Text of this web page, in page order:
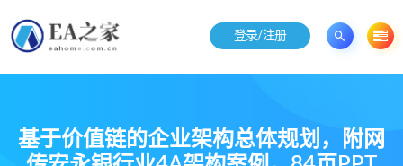
登录/注册
基于价值链的企业架构总体规划，附网